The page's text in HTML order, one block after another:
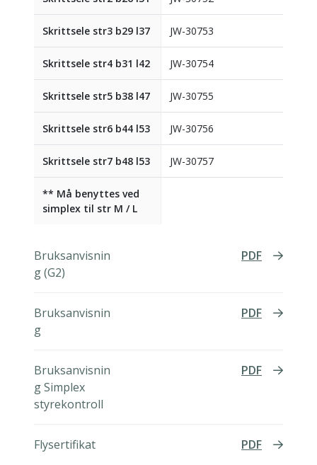
Skrittsele str3 b29 l37 JW-30753
Skrittsele str4 b31 l42 JW-30754
Skrittsele str5 b38 l47 JW-30755
Skrittsele str6 b44 l53 JW-30756
Skrittsele str7 b48 l53 JW-30757
** Må benyttes ved
simplex til str M / L
Bruksanvisnin
g (G2)
PDF
Bruksanvisnin
g
PDF
Bruksanvisnin
g Simplex
styrekontroll
PDF
Flysertifikat PDF